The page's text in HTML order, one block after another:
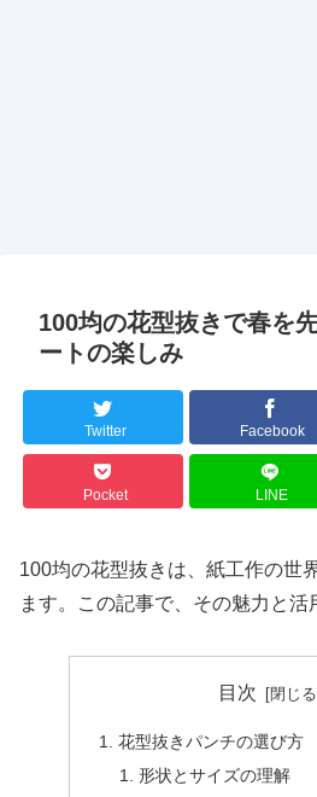
100均の花型抜きで春を
ートの楽しみ
Twitter Facebook
Pocket LINE
100均の花型抜きは、紙工作の世
ます。この記事で、その魅力と活
目次
花型抜きパンチの選び方
形状とサイズの理解